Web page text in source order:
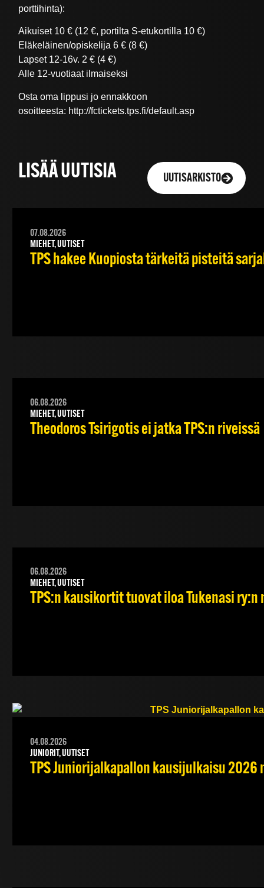
porttihinta):
Aikuiset 10 € (12 €, portilta S-etukortilla 10 €)
Eläkeläinen/opiskelija 6 € (8 €)
Lapset 12-16v. 2 € (4 €)
Alle 12-vuotiaat ilmaiseksi
Osta oma lippusi jo ennakkoon
osoitteesta: http://fctickets.tps.fi/default.asp
LISÄÄ UUTISIA UUTISARKISTO
07.08.2026
MIEHET, UUTISET
TPS hakee Kuopiosta tärkeitä pisteitä
06.08.2026
MIEHET, UUTISET
Theodoros Tsirigotis ei jatka TPS:n riveissä
06.08.2026
MIEHET, UUTISET
TPS:n kausikortit tuovat iloa Tukenasi
04.08.2026
JUNIORIT, UUTISET
TPS Juniorijalkapallon kausijulkaisu 2026